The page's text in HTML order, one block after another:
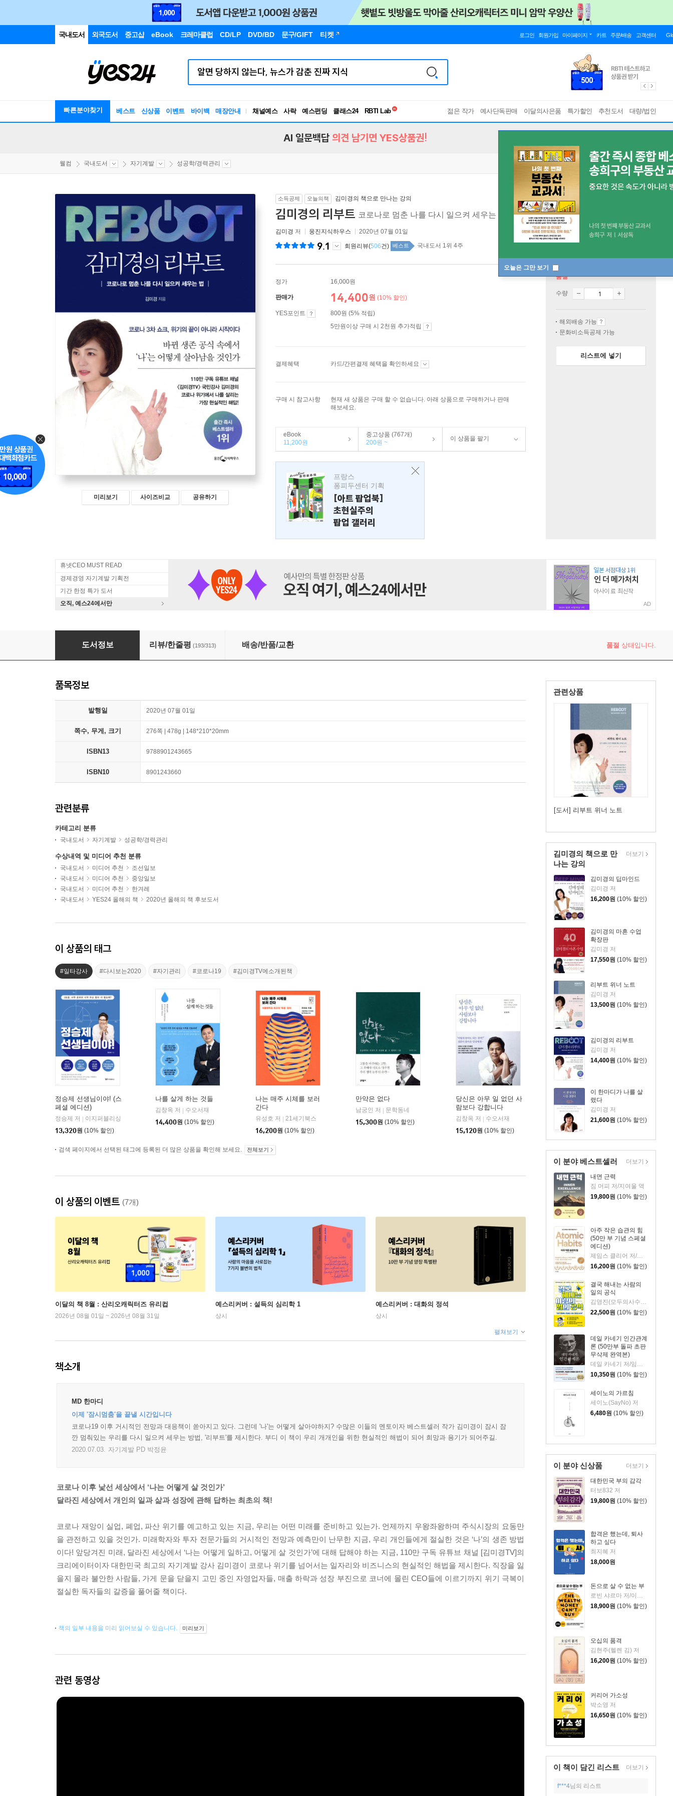
국내도서 외국도서 중고샵 eBook 크레마클럽 CD/LP DVD/BD 문구/GIFT 티켓 로그인 회원가입 마이페이지 카트 주문/배송 고객센터
빠른분야찾기 베스트 신상품 이벤트 바이백 매장안내 채널예스 사락 예스펀딩 클래스24
RBTI Lab
독서유형검사
젊은 작가 예사단독판매 이달의사은품 특가할인 추천도서 대량/법인
오늘은 그만 보기
AI 일문백답 의견 남기면 YES상품권!
웰컴 국내도서 자기계발 성공학/경력관리
미리보기 사이즈비교 공유하기
소득공제 오늘의책 김미경의 책으로 만나는 강의
김미경의 리부트 코로나로 멈춘 나를 다시 일으켜 세우는 법
김미경 저 웅진지식하우스 2020년 07월 01일
9.1 회원리뷰(506건) 베스트 국내도서 1위 4주
정가 16,000원
판매가 14,400원 (10% 할인)
YES포인트
800원 (5% 적립)
5만원이상 구매 시 2천원 추가적립
결제혜택 카드/간편결제 혜택을 확인하세요
구매 시 참고사항
현재 새 상품은 구매 할 수 없습니다. 아래 상품으로 구매하거나 판매
해보세요.
eBook
11,200원
중고상품 (767개)
200원 ~
이 상품을 팔기
프랑스
퐁피두센터 기획
[아트 팝업북]
초현실주의
팝업 갤러리
품절
수량
해외배송 가능
문화비소득공제 가능
리스트에 넣기
휴넷CEO MUST READ
경제경영 자기계발 기획전
기간 한정 특가 도서
오직, 예스24에서만
AD
김미경의 리부트
도서정보 리뷰/한줄평 (193/313) 배송/반품/교환 품절 상태입니다.
관련상품
[도서] 리부트 위너 노트
김미경의 책으로 만
나는 강의
김미경의 딥마인드
김미경 저
16,200원 (10% 할인)
김미경의 마흔 수업
확장판
김미경 저
17,550원 (10% 할인)
리부트 위너 노트
김미경 저
13,500원 (10% 할인)
김미경의 리부트
김미경 저
14,400원 (10% 할인)
이 한마디가 나를 살
렸다
김미경 저
21,600원 (10% 할인)
더보기
이 분야 베스트셀러
내면 근력
짐 머피 저/지여울 역
19,800원 (10% 할인)
아주 작은 습관의 힘
(50만 부 기념 스페셜
에디션)
16,200원 (10% 할인)
결국 해내는 사람의
일의 공식
김영진(모두의사수) 저
22,500원 (10% 할인)
데일 카네기 인간관계
론 (50만부 돌파 초판
무삭제 완역본)
데일 카네기 저/임상훈 역
10,350원 (10% 할인)
세이노의 가르침
세이노(SayNo) 저
6,480원 (10% 할인)
더보기
이 분야 신상품
대한민국 부의 감각
터보832 저
19,800원 (10% 할인)
합격은 했는데, 퇴사
하고 싶다
최지혜 저
18,000원
돈으로 살 수 없는 부
18,900원 (10% 할인)
오십의 품격
김현주(헬렌 김) 저
16,200원 (10% 할인)
커리어 가소성
박소영 저
16,650원 (10% 할인)
더보기
이 책이 담긴 리스트 더보기
f***4님의 리스트
품목정보
발행일 2020년 07월 01일
쪽수, 무게, 크기 276쪽 | 478g | 148*210*20mm
ISBN13 9788901243665
ISBN10 8901243660
관련분류
카테고리 분류
국내도서 자기계발 성공학/경력관리
수상내역 및 미디어 추천 분류
국내도서 미디어 추천
조선일보
국내도서
미디어 추천
중앙일보
국내도서
미디어 추천
한겨레
국내도서
YES24 올해의 책 2020년 올해의 책 후보도서
이 상품의 태그
#일타강사 #다시보는2020 #자기관리 #코로나19 #김미경TV에소개된책
정승제 선생님이야! (스
페셜 에디션)
정승제 저
이지퍼블리싱
13,320원 (10% 할인)
나를 살게 하는 것들
김창옥 저
수오서재
14,400원 (10% 할인)
나는 매주 시체를 보러
간다
유성호 저
21세기북스
16,200원 (10% 할인)
만약은 없다
남궁인 저
문학동네
15,300원 (10% 할인)
당신은 아무 일 없던 사
람보다 강합니다
김창옥 저
수오서재
15,120원 (10% 할인)
검색 페이지에서 선택된 태그에 등록된 더 많은 상품을 확인해 보세요. 전체보기
이 상품의 이벤트 (7개)
이달의 책 8월 : 산리오캐릭터즈 유리컵
2026년 08월 01일 ~ 2026년 08월 31일
예스리커버 : 설득의 심리학 1
상시
예스리커버 : 대화의 정석
상시
펼쳐보기
책소개
MD 한마디
이제 '잠시멈춤'을 끝낼 시간입니다
코로나19 이후 거시적인 전망과 대응책이 쏟아지고 있다. 그런데 '나'는 어떻게 살아야하지? 수많은 이들의 멘토이자 베스트셀러 작가 김미경이 잠시 잠
깐 멈춰있는 우리를 다시 일으켜 세우는 방법, '리부트'를 제시한다. 부디 이 책이 우리 개개인을 위한 현실적인 해법이 되어 희망과 용기가 되어주길.
2020.07.03. 자기계발 PD 박정윤
코로나 이후 낯선 세상에서 ‘나는 어떻게 살 것인가’
달라진 세상에서 개인의 일과 삶과 성장에 관해 답하는 최초의 책!
코로나 재앙이 실업, 폐업, 파산 위기를 예고하고 있는 지금, 우리는 어떤 미래를 준비하고 있는가. 언제까지 우왕좌왕하며 주식시장의 요동만
을 관전하고 있을 것인가. 미래학자와 투자 전문가들의 거시적인 전망과 예측만이 난무한 지금, 우리 개인들에게 절실한 것은 ‘나’의 생존 방법
이다! 앞당겨진 미래, 달라진 세상에서 ‘나는 어떻게 일하고, 어떻게 살 것인가’에 대해 답해야 하는 지금, 110만 구독 유튜브 채널 [김미경TV]의
크리에이터이자 대한민국 최고의 자기계발 강사 김미경이 코로나 위기를 넘어서는 일자리와 비즈니스의 현실적인 해법을 제시한다. 직장을 잃
을지 몰라 불안한 사람들, 가게 문을 닫을지 고민 중인 자영업자들, 매출 하락과 성장 부진으로 코너에 몰린 CEO들에 이르기까지 위기 극복이
절실한 독자들의 갈증을 풀어줄 책이다.
책의 일부 내용을 미리 읽어보실 수 있습니다. 미리보기
관련 동영상